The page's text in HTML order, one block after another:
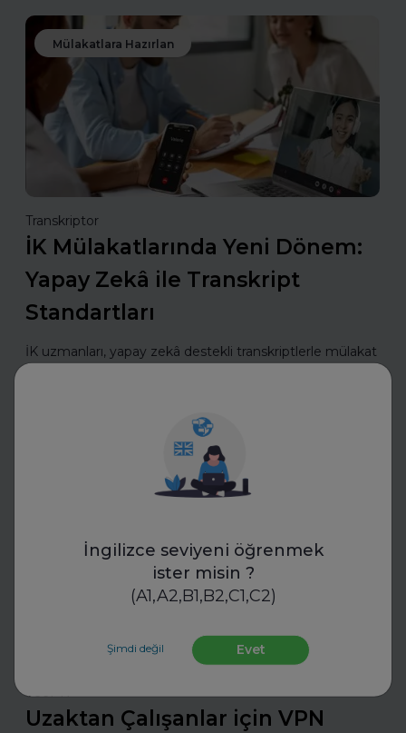
İngilizce seviyeni öğrenmek
ister misin ?
(A1,A2,B1,B2,C1,C2)
Şimdi değil Evet
Mülakatlara Hazırlan
Transkriptor
İK Mülakatlarında Yeni Dönem:
Yapay Zekâ ile Transkript
Standartları
İK uzmanları, yapay zekâ destekli transkriptlerle mülakat
VeePN
Uzaktan Çalışanlar için VPN